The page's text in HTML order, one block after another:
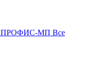
ПРОФИС-МП Все